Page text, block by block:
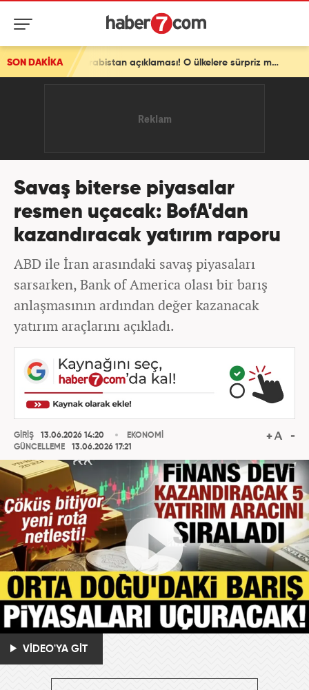
SON DAKİKA Pakistan'dan son dakika Türkiye ve Suudi Arabistan açıklaması! O ülkelere sürpriz mesaj
Savaş biterse piyasalar
resmen uçacak: BofA'dan
kazandıracak yatırım raporu
ABD ile İran arasındaki savaş piyasaları
sarsarken, Bank of America olası bir barış
anlaşmasının ardından değer kazanacak
yatırım araçlarını açıkladı.
GİRİŞ
13.06.2026 14:20
GÜNCELLEME
13.06.2026 17:21
EKONOMİ
VİDEO'YA GİT